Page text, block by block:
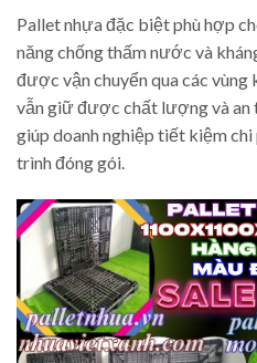
Pallet nhựa đặc biệt phù hợp
năng chống thấm nước và
được vận chuyển qua các vùng
vẫn giữ được chất lượng và an
giúp doanh nghiệp tiết kiệm
trình đóng gói.